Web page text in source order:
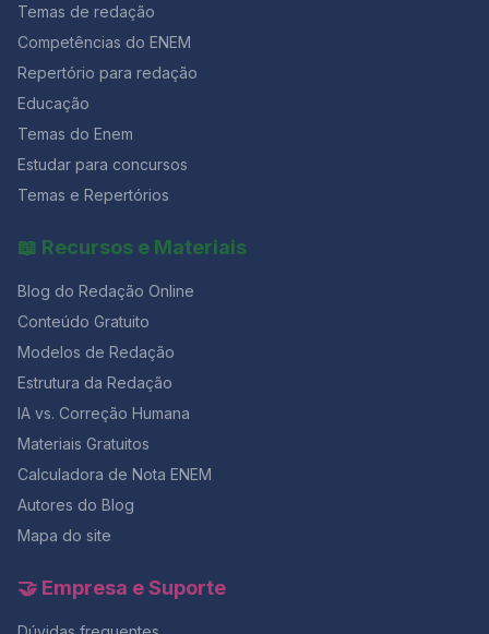
Temas de redação
Competências do ENEM
Repertório para redação
Educação
Temas do Enem
Estudar para concursos
Temas e Repertórios
📖 Recursos e Materiais
Blog do Redação Online
Conteúdo Gratuito
Modelos de Redação
Estrutura da Redação
IA vs. Correção Humana
Materiais Gratuitos
Calculadora de Nota ENEM
Autores do Blog
Mapa do site
🤝 Empresa e Suporte